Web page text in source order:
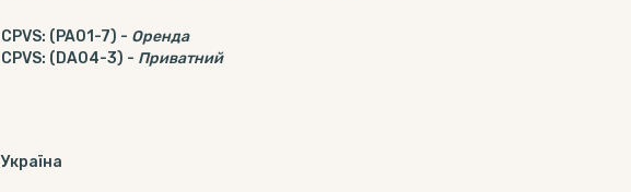
CPVS: (PA01-7) - Оренда
CPVS: (DA04-3) - Приватний
Україна